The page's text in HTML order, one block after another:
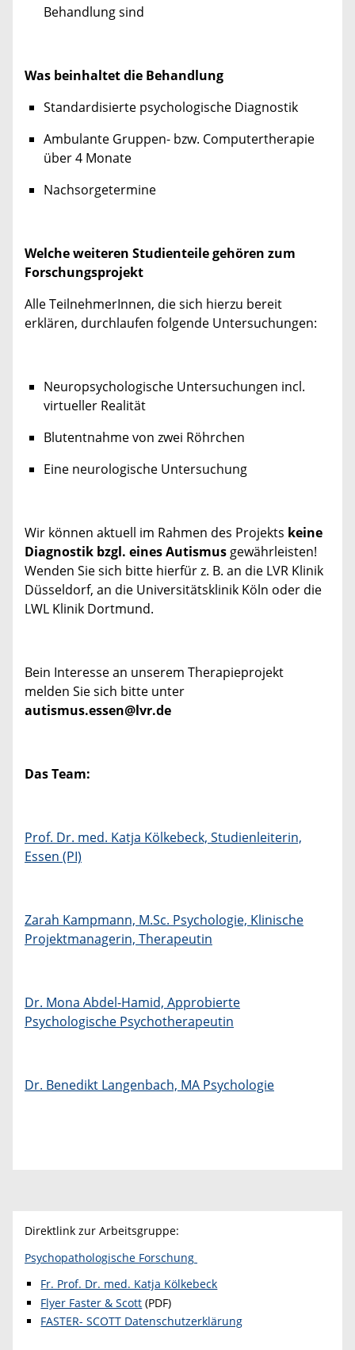
Behandlung sind
Was beinhaltet die Behandlung
Standardisierte psychologische Diagnostik
Ambulante Gruppen- bzw. Computertherapie
über 4 Monate
Nachsorgetermine
Welche weiteren Studienteile gehören zum
Forschungsprojekt
Alle TeilnehmerInnen, die sich hierzu bereit
erklären, durchlaufen folgende Untersuchungen:
Neuropsychologische Untersuchungen incl.
virtueller Realität
Blutentnahme von zwei Röhrchen
Eine neurologische Untersuchung
Wir können aktuell im Rahmen des Projekts keine
Diagnostik bzgl. eines Autismus gewährleisten!
Wenden Sie sich bitte hierfür z. B. an die LVR Klinik
Düsseldorf, an die Universitätsklinik Köln oder die
LWL Klinik Dortmund.
Bein Interesse an unserem Therapieprojekt
melden Sie sich bitte unter
autismus.essen@lvr.de
Das Team:
Prof. Dr. med. Katja Kölkebeck, Studienleiterin,
Essen (PI)
Zarah Kampmann, M.Sc. Psychologie, Klinische
Projektmanagerin, Therapeutin
Dr. Mona Abdel-Hamid, Approbierte
Psychologische Psychotherapeutin
Dr. Benedikt Langenbach, MA Psychologie
Direktlink zur Arbeitsgruppe:
Psychopathologische Forschung
Fr. Prof. Dr. med. Katja Kölkebeck
Flyer Faster & Scott (PDF)
FASTER- SCOTT Datenschutzerklärung